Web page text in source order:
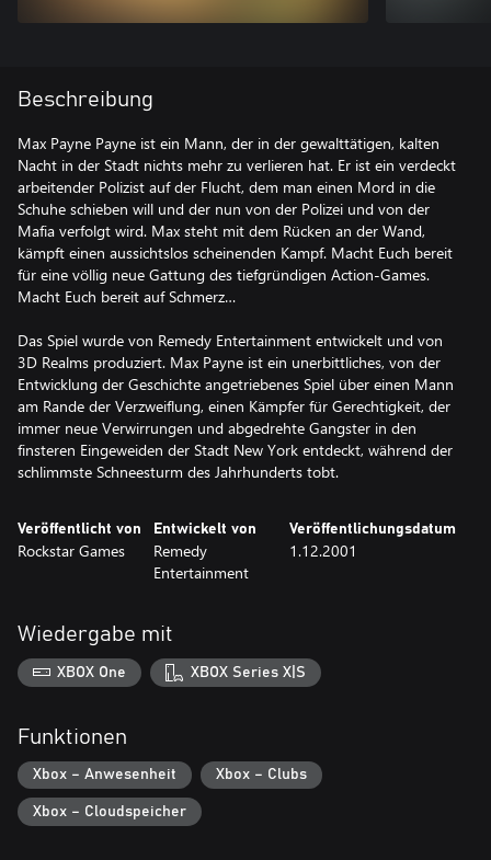
Beschreibung
Max Payne Payne ist ein Mann, der in der gewalttätigen, kalten
Nacht in der Stadt nichts mehr zu verlieren hat. Er ist ein verdeckt
arbeitender Polizist auf der Flucht, dem man einen Mord in die
Schuhe schieben will und der nun von der Polizei und von der
Mafia verfolgt wird. Max steht mit dem Rücken an der Wand,
kämpft einen aussichtslos scheinenden Kampf. Macht Euch bereit
für eine völlig neue Gattung des tiefgründigen Action-Games.
Macht Euch bereit auf Schmerz…
Das Spiel wurde von Remedy Entertainment entwickelt und von
3D Realms produziert. Max Payne ist ein unerbittliches, von der
Entwicklung der Geschichte angetriebenes Spiel über einen Mann
am Rande der Verzweiflung, einen Kämpfer für Gerechtigkeit, der
immer neue Verwirrungen und abgedrehte Gangster in den
finsteren Eingeweiden der Stadt New York entdeckt, während der
schlimmste Schneesturm des Jahrhunderts tobt.
Veröffentlicht von
Rockstar Games
Entwickelt von
Remedy
Entertainment
Veröffentlichungsdatum
1.12.2001
Wiedergabe mit
XBOX One XBOX Series X|S
Funktionen
Xbox – Anwesenheit Xbox – Clubs
Xbox – Cloudspeicher